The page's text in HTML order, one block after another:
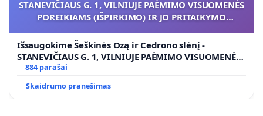
STANEVIČIAUS G. 1, VILNIUJE PAĖMIMO VISUOMENĖS
POREIKIAMS (IŠPIRKIMO) IR JO PRITAIKYMO
Išsaugokime Šeškinės Ozą ir Cedrono slėnį -
STANEVIČIAUS G. 1, VILNIUJE PAĖMIMO VISUOMENĖS
POREIKIAMS (IŠPIRKIMO) IR JO PRITAIKYMO VIEŠAJAI
884 parašai
Skaidrumo pranešimas